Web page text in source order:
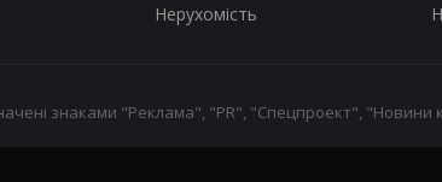
Нерухомість
знаками "Реклама", "PR", "Спецпроект",